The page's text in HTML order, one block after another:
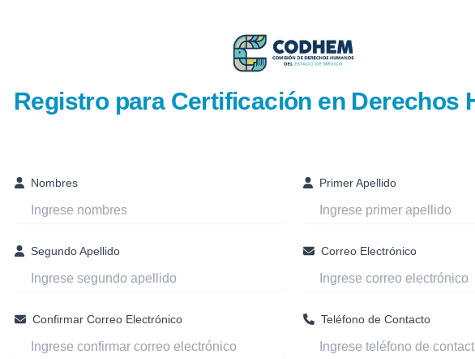
Registro para Certificación en Derechos
Nombres Primer Apellido
Segundo Apellido Correo Electrónico
Confirmar Correo Electrónico Teléfono de Contacto